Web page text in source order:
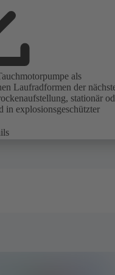
als
Laufradformen der
stationär
in explosionsgeschützter